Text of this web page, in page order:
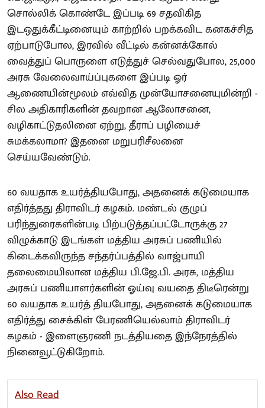
சொல்லிக் கொண்டே இப்படி 69 சதவிகித
இடஒதுக்கீட்டினையும் காற்றில் பறக்கவிட கனகச்சித
ஏற்பாடுபோல, இரவில் வீட்டில் கன்னக்கோல்
வைத்துப் பொருளை எடுத்துச் செல்வதுபோல, 25,000
அரசு வேலைவாய்ப்புகளை இப்படி ஓர்
ஆணையின்மூலம் எவ்வித முன்யோசனையுமின்றி -
சில அதிகாரிகளின் தவறான ஆலோசனை,
வழிகாட்டுதலினை ஏற்று, தீராப் பழியைச்
சுமக்கலாமா? இதனை மறுபரிசீலனை
செய்யவேண்டும்.
60 வயதாக உயர்த்தியபோது, அதனைக் கடுமையாக
எதிர்த்தது திராவிடர் கழகம். மண்டல் குழுப்
பரிந்துரைகளின்படி பிற்படுத்தப்பட்டோருக்கு 27
விழுக்காடு இடங்கள் மத்திய அரசுப் பணியில்
கிடைக்கவிருந்த சந்தர்ப்பத்தில் வாஜ்பாயி
தலைமையிலான மத்திய பி.ஜே.பி. அரசு, மத்திய
அரசுப் பணியாளர்களின் ஓய்வு வயதை திடீரென்று
60 வயதாக உயர்த் தியபோது, அதனைக் கடுமையாக
எதிர்த்து சைக்கிள் பேரணியெல்லாம் திராவிடர்
கழகம் - இளைஞரணி நடத்தியதை இந்நேரத்தில்
நினைவூட்டுகிறோம்.
Also Read